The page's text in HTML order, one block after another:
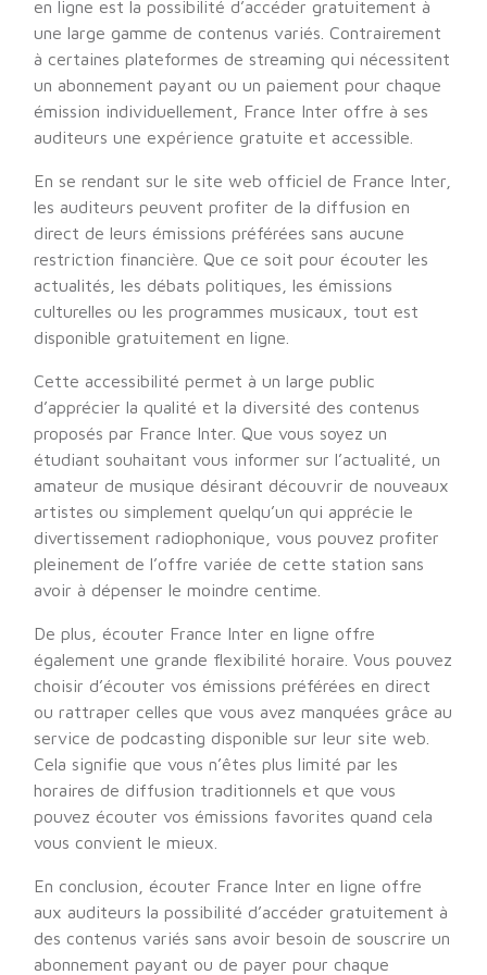
en ligne est la possibilité d’accéder gratuitement à
une large gamme de contenus variés. Contrairement
à certaines plateformes de streaming qui nécessitent
un abonnement payant ou un paiement pour chaque
émission individuellement, France Inter offre à ses
auditeurs une expérience gratuite et accessible.
En se rendant sur le site web officiel de France Inter,
les auditeurs peuvent profiter de la diffusion en
direct de leurs émissions préférées sans aucune
restriction financière. Que ce soit pour écouter les
actualités, les débats politiques, les émissions
culturelles ou les programmes musicaux, tout est
disponible gratuitement en ligne.
Cette accessibilité permet à un large public
d’apprécier la qualité et la diversité des contenus
proposés par France Inter. Que vous soyez un
étudiant souhaitant vous informer sur l’actualité, un
amateur de musique désirant découvrir de nouveaux
artistes ou simplement quelqu’un qui apprécie le
divertissement radiophonique, vous pouvez profiter
pleinement de l’offre variée de cette station sans
avoir à dépenser le moindre centime.
De plus, écouter France Inter en ligne offre
également une grande flexibilité horaire. Vous pouvez
choisir d’écouter vos émissions préférées en direct
ou rattraper celles que vous avez manquées grâce au
service de podcasting disponible sur leur site web.
Cela signifie que vous n’êtes plus limité par les
horaires de diffusion traditionnels et que vous
pouvez écouter vos émissions favorites quand cela
vous convient le mieux.
En conclusion, écouter France Inter en ligne offre
aux auditeurs la possibilité d’accéder gratuitement à
des contenus variés sans avoir besoin de souscrire un
abonnement payant ou de payer pour chaque